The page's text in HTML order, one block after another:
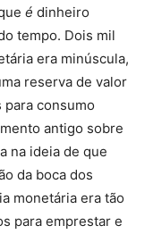
é dinheiro
tempo. Dois mil
era minúscula,
reserva de valor
consumo
antigo sobre
na ideia de que
da boca dos
monetária era tão
para emprestar e